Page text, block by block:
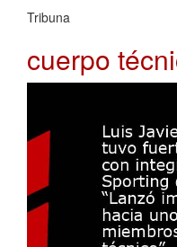
Tribuna
cuerpo